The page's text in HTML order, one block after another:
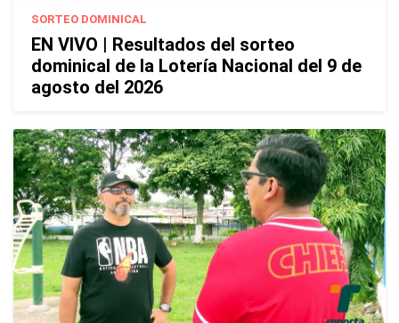
SORTEO DOMINICAL
EN VIVO | Resultados del sorteo
dominical de la Lotería Nacional del 9 de
agosto del 2026